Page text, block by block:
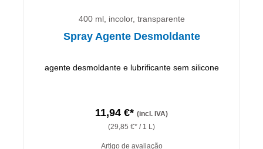
400 ml, incolor, transparente
Spray Agente Desmoldante
agente desmoldante e lubrificante sem silicone
11,94 €* (incl. IVA)
(29,85 €* / 1 L)
Artigo de avaliação